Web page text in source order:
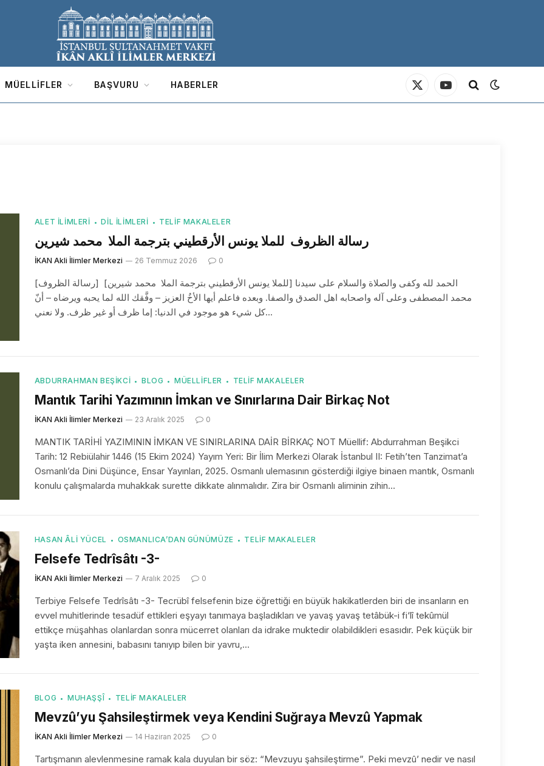
MÜELLIFLER BAŞVURU HABERLER
X
(Twitter)
YouTube
ALET İLIMLERI DIL İLIMLERI TELIF MAKALELER
رسالة الظروف للملا يونس الأرقطيني بترجمة الملا محمد شيرين
İKAN Akli İlimler Merkezi 26 Temmuz 2026 0
[رسالة الظروف] [للملا يونس الأرقطيني بترجمة الملا محمد شيرين] الحمد لله وكفى والصلاة والسلام على سيدنا
محمد المصطفى وعلى آله واصحابه اهل الصدق والصفا. وبعده فاعلم أيها الأخُ العزيز – وفَّقك الله لما يحبه ويرضاه – أنّ
كل شيء هو موجود في الدنيا: إما ظرف أو غير ظرف. ولا نعني…
ABDURRAHMAN BEŞIKCI BLOG MÜELLIFLER TELIF MAKALELER
Mantık Tarihi Yazımının İmkan ve Sınırlarına Dair Birkaç Not
İKAN Akli İlimler Merkezi 23 Aralık 2025 0
MANTIK TARİHİ YAZIMININ İMKAN VE SINIRLARINA DAİR BİRKAÇ NOT Müellif: Abdurrahman Beşikci
Tarih: 12 Rebiülahir 1446 (15 Ekim 2024) Yayım Yeri: Bir İlim Merkezi Olarak İstanbul II: Fetih’ten Tanzimat’a
Osmanlı’da Dini Düşünce, Ensar Yayınları, 2025. Osmanlı ulemasının gösterdiği ilgiye binaen mantık, Osmanlı
konulu çalışmalarda muhakkak surette dikkate alınmalıdır. Zira bir Osmanlı aliminin zihin…
HASAN ÂLI YÜCEL OSMANLICA’DAN GÜNÜMÜZE TELIF MAKALELER
Felsefe Tedrîsâtı -3-
İKAN Akli İlimler Merkezi 7 Aralık 2025 0
Terbiye Felsefe Tedrîsâtı -3- Tecrübî felsefenin bize öğrettiği en büyük hakikatlerden biri de insanların en
evvel muhitlerinde tesadüf ettikleri eşyayı tanımaya başladıkları ve yavaş yavaş tetâbük-i fi‘lî tekûmül
ettikçe müşahhas olanlardan sonra mücerret olanları da idrake muktedir olabildikleri esasıdır. Pek küçük bir
yaşta iken annesini, babasını tanıyıp bilen bir yavru,…
BLOG MUHAŞŞÎ TELIF MAKALELER
Mevzû’yu Şahsileştirmek veya Kendini Suğraya Mevzû Yapmak
İKAN Akli İlimler Merkezi 14 Haziran 2025 0
Tartışmanın alevlenmesine ramak kala duyulan bir söz: “Mevzuyu şahsileştirme”. Peki mevzû’ nedir ve nasıl